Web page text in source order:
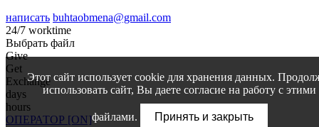
написать buhtaobmena@gmail.com
24/7 worktime
Выбрать файл
Give
Get
Exchange
days
hours
ОПЕРАТОР [ON]
Этот сайт использует cookie для хранения данных.
использовать сайт, Вы даете согласие на работу с этими
файлами. Принять и закрыть